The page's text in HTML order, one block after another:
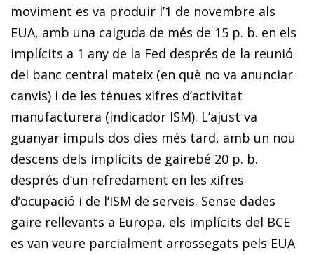
moviment es va produir l’1 de novembre als
EUA, amb una caiguda de més de 15 p. b. en els
implícits a 1 any de la Fed després de la reunió
del banc central mateix (en què no va anunciar
canvis) i de les tènues xifres d’activitat
manufacturera (indicador ISM). L’ajust va
guanyar impuls dos dies més tard, amb un nou
descens dels implícits de gairebé 20 p. b.
després d’un refredament en les xifres
d’ocupació i de l’ISM de serveis. Sense dades
gaire rellevants a Europa, els implícits del BCE
es van veure parcialment arrossegats pels EUA